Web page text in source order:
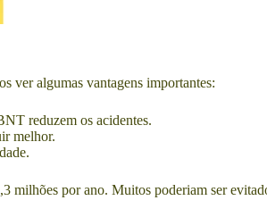
ver algumas vantagens importantes:
reduzem os acidentes.
melhor.
milhões por ano. Muitos poderiam ser